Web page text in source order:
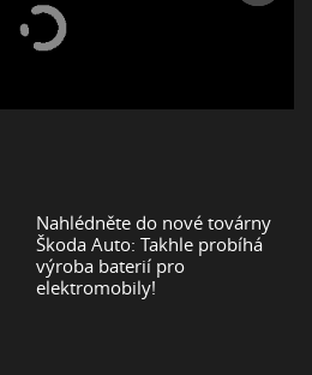
Nahlédněte do nové továrny
Škoda Auto: Takhle probíhá
výroba baterií pro
elektromobily!